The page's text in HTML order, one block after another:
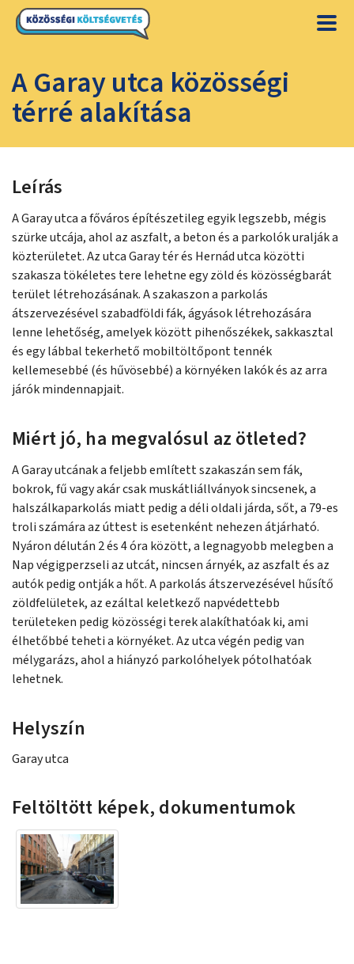
A Garay utca közösségi
térré alakítása
Leírás
A Garay utca a főváros építészetileg egyik legszebb, mégis
szürke utcája, ahol az aszfalt, a beton és a parkolók uralják a
közterületet. Az utca Garay tér és Hernád utca közötti
szakasza tökéletes tere lehetne egy zöld és közösségbarát
terület létrehozásának. A szakaszon a parkolás
átszervezésével szabadföldi fák, ágyások létrehozására
lenne lehetőség, amelyek között pihenőszékek, sakkasztal
és egy lábbal tekerhető mobiltöltőpont tennék
kellemesebbé (és hűvösebbé) a környéken lakók és az arra
járók mindennapjait.
Miért jó, ha megvalósul az ötleted?
A Garay utcának a feljebb említett szakaszán sem fák,
bokrok, fű vagy akár csak muskátliállványok sincsenek, a
halszálkaparkolás miatt pedig a déli oldali járda, sőt, a 79-es
troli számára az úttest is esetenként nehezen átjárható.
Nyáron délután 2 és 4 óra között, a legnagyobb melegben a
Nap végigperzseli az utcát, nincsen árnyék, az aszfalt és az
autók pedig ontják a hőt. A parkolás átszervezésével hűsítő
zöldfelületek, az ezáltal keletkező napvédettebb
területeken pedig közösségi terek alakíthatóak ki, ami
élhetőbbé teheti a környéket. Az utca végén pedig van
mélygarázs, ahol a hiányzó parkolóhelyek pótolhatóak
lehetnek.
Helyszín
Garay utca
Feltöltött képek, dokumentumok